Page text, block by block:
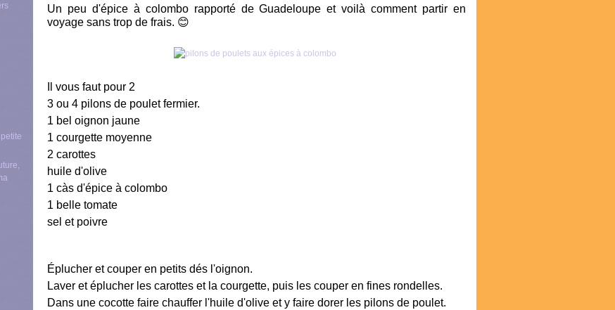
Un peu d'épice à colombo rapporté de Guadeloupe et voilà comment partir en
voyage sans trop de frais. 😊
Il vous faut pour 2
3 ou 4 pilons de poulet fermier.
1 bel oignon jaune
1 courgette moyenne
2 carottes
huile d'olive
1 càs d'épice à colombo
1 belle tomate
sel et poivre
Éplucher et couper en petits dés l'oignon.
Laver et éplucher les carottes et la courgette, puis les couper en fines rondelles.
Dans une cocotte faire chauffer l'huile d'olive et y faire dorer les pilons de poulet.